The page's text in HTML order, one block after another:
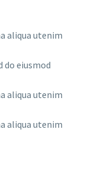
aliqua utenim
do eiusmod
aliqua utenim
aliqua utenim